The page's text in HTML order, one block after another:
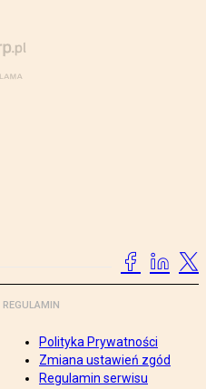
REGULAMIN
Polityka Prywatności
Zmiana ustawień zgód
Regulamin serwisu